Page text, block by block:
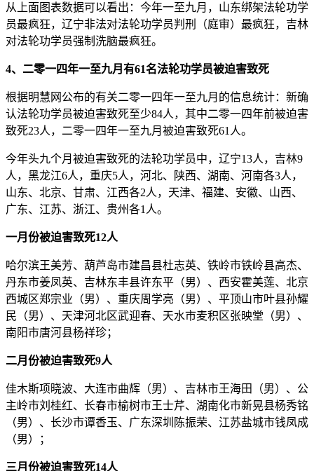
从上面图表数据可以看出：今年一至九月，山东绑架法轮功学
员最疯狂，辽宁非法对法轮功学员判刑（庭审）最疯狂，吉林
对法轮功学员强制洗脑最疯狂。
4、二零一四年一至九月有61名法轮功学员被迫害致死
根据明慧网公布的有关二零一四年一至九月的信息统计：新确
认法轮功学员被迫害致死至少84人，其中二零一四年前被迫害
致死23人，二零一四年一至九月被迫害致死61人。
今年头九个月被迫害致死的法轮功学员中，辽宁13人，吉林9
人，黑龙江6人，重庆5人，河北、陕西、湖南、河南各3人，
山东、北京、甘肃、江西各2人，天津、福建、安徽、山西、
广东、江苏、浙江、贵州各1人。
一月份被迫害致死12人
哈尔滨王美芳、葫芦岛市建昌县杜志英、铁岭市铁岭县高杰、
丹东市姜凤英、吉林东丰县许东平（男）、西安霍美莲、北京
西城区郑宗业（男）、重庆周学亮（男）、平顶山市叶县孙耀
民（男）、天津河北区武迎春、天水市麦积区张映堂（男）、
南阳市唐河县杨祥珍；
二月份被迫害致死9人
佳木斯项晓波、大连市曲辉（男）、吉林市王海田（男）、公
主岭市刘桂红、长春市榆树市王士芹、湖南化市新晃县杨秀铭
（男）、长沙市谭香玉、广东深圳陈振荣、江苏盐城市钱凤成
（男）；
三月份被迫害致死14人